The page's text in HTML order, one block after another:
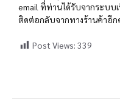
email ที่ท่านได้รับจากระบบ
ติดต่อกลับจากทางร้านค้าอีก
Post Views: 339